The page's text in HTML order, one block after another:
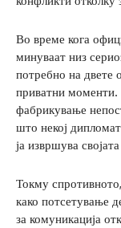
Во време кога
минуваат низ
потребно на двете
приватни
фабрикување
што некој дипломат
ја извршува
Токму
како потсетување
за комуникација